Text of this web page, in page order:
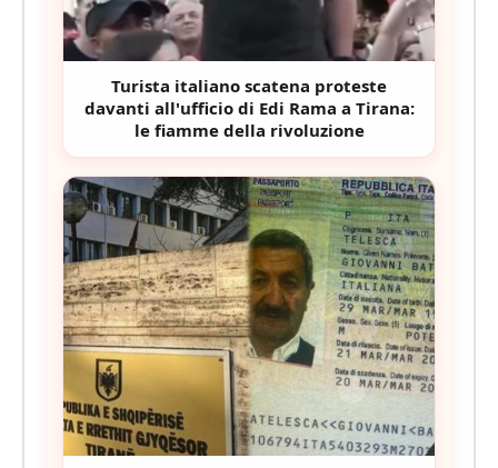
Turista italiano scatena proteste
davanti all'ufficio di Edi Rama a Tirana:
le fiamme della rivoluzione